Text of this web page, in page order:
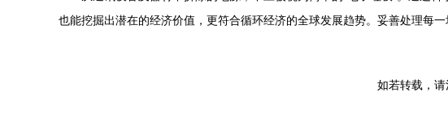
也能挖掘出潜在的经济价值，更符合循环经济的全球发展趋势。妥善处理每
如若转载，